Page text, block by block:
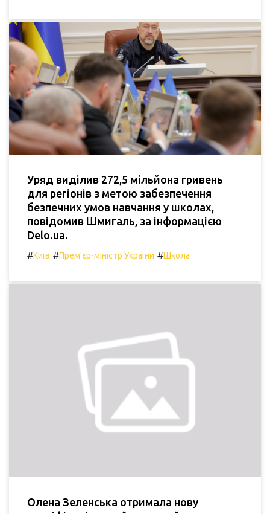
Уряд виділив 272,5 мільйона гривень
для регіонів з метою забезпечення
безпечних умов навчання у школах,
повідомив Шмигаль, за інформацією
Delo.ua.
#Київ #Прем'єр-міністр України #Школа
Олена Зеленська отримала нову